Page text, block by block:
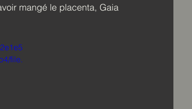
mangé le placenta, Gaia
file.